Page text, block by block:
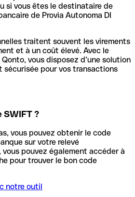
si vous êtes le destinataire de
de Provia Autonoma DI
traitent souvent les virements
et à un coût élevé. Avec le
Qonto, vous disposez d’une solution
sécurisée pour vos transactions
?
vous pouvez obtenir le code
sur votre relevé
vous pouvez également accéder à
pour trouver le bon code
notre outil